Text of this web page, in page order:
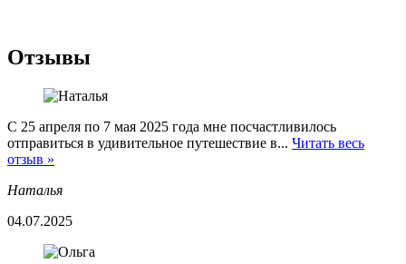
Отзывы
С 25 апреля по 7 мая 2025 года мне посчастливилось
отправиться в удивительное путешествие в... Читать весь
отзыв »
Наталья
04.07.2025